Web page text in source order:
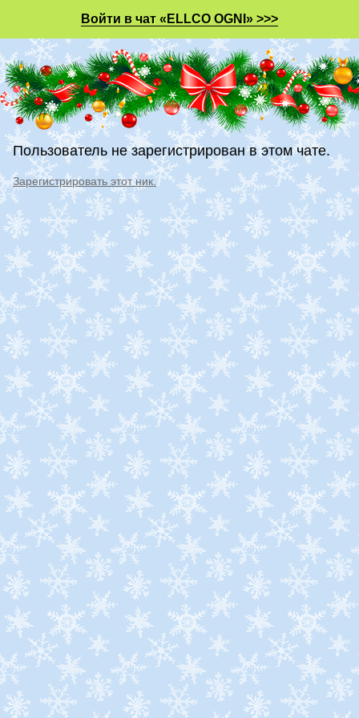
Войти в чат «ELLCO OGNI» >>>
Пользователь не зарегистрирован в этом чате.
Зарегистрировать этот ник.